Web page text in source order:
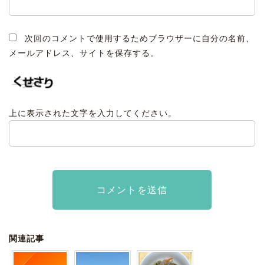
次回のコメントで使用するためブラウザーに自分の名前、
メールアドレス、サイトを保存する。
上に表示された文字を入力してください。
関連記事